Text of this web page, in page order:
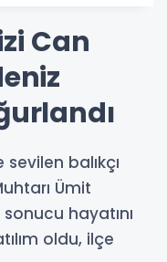
Can
balıkçı
Ümit
hayatını
oldu, ilçe